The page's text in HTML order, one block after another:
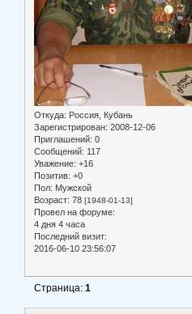
Откуда: Россия, Кубань
Зарегистрирован: 2008-12-06
Приглашений: 0
Сообщений: 117
Уважение: +16
Позитив: +0
Пол: Мужской
Возраст: 78 [1948-01-13]
Провел на форуме:
4 дня 4 часа
Последний визит:
2016-06-10 23:56:07
Страница:1